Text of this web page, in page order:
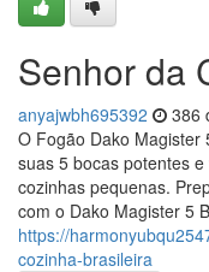
Senhor da
anyajwbh695392 386
O Fogão Dako Magister
suas 5 bocas potentes
cozinhas pequenas.
com o Dako Magister 5
https://
cozinha-brasileira